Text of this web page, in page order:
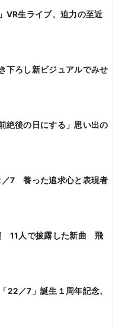
VR生ライブ、迫力の至近
下ろし新ビジュアルでみせ
絶後の日にする」思い出の
7 養った追求心と表現者
11人で披露した新曲 飛
22／7」誕生１周年記念、